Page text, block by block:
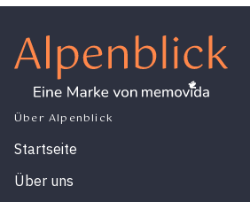
Über Alpenblick
Startseite
Über uns